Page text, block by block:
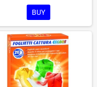
BUY